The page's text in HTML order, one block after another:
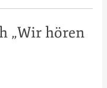
„Wir hören